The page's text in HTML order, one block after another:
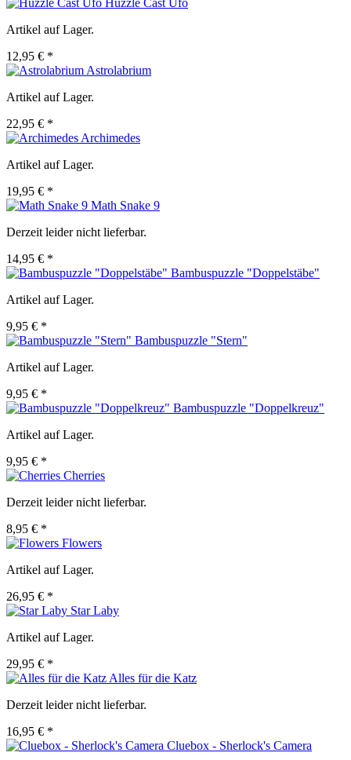
Huzzle Cast Ufo
Artikel auf Lager.
12,95 € *
Astrolabrium
Artikel auf Lager.
22,95 € *
Archimedes
Artikel auf Lager.
19,95 € *
Math Snake 9
Derzeit leider nicht lieferbar.
14,95 € *
Bambuspuzzle "Doppelstäbe"
Artikel auf Lager.
9,95 € *
Bambuspuzzle "Stern"
Artikel auf Lager.
9,95 € *
Bambuspuzzle "Doppelkreuz"
Artikel auf Lager.
9,95 € *
Cherries
Derzeit leider nicht lieferbar.
8,95 € *
Flowers
Artikel auf Lager.
26,95 € *
Star Laby
Artikel auf Lager.
29,95 € *
Alles für die Katz
Derzeit leider nicht lieferbar.
16,95 € *
Cluebox - Sherlock's Camera